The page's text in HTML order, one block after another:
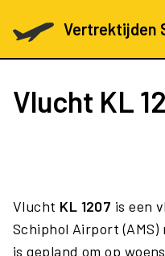
Vertrektijden
Vlucht KL
Vlucht KL 1207 is een
Schiphol Airport (AMS)
is gepland om op